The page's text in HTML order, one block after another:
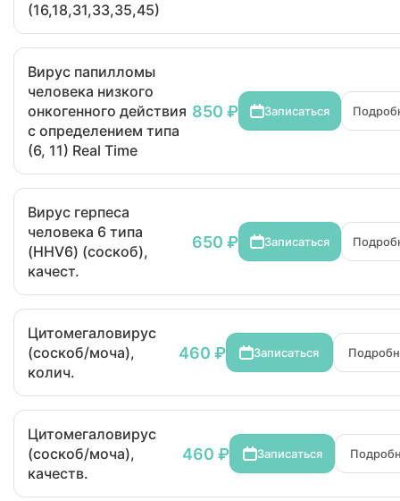
(16,18,31,33,35,45)
Вирус папилломы
человека низкого
онкогенного действия
с определением типа
(6, 11) Real Time
850 ₽ Записаться
Вирус герпеса
человека 6 типа
(HHV6) (соскоб),
качест.
650 ₽ Записаться
Цитомегаловирус
(соскоб/моча),
колич.
460 ₽ Записаться
Цитомегаловирус
(соскоб/моча),
качеств.
460 ₽ Записаться